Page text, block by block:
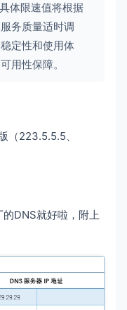
体限速值将根据
务质量适时调
定性和使用体
用性保障。
（223.5.5.5、
DNS就好啦，附上